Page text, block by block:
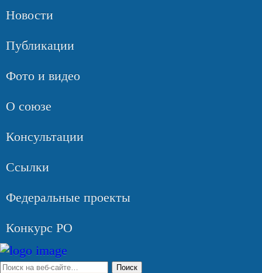
Новости
Публикации
Фото и видео
О союзе
Консультации
Ссылки
Федеральные проекты
Конкурс РО